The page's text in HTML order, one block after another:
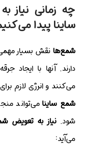
چه زمانی نیاز
ساینا پیدا
شمع‌ها نقش بسیار مهمی
دارند. آنها با
می‌کنند و انرژی لازم
شمع ساینامی‌تواند
شود.نیاز به تعویض
می‌آید: